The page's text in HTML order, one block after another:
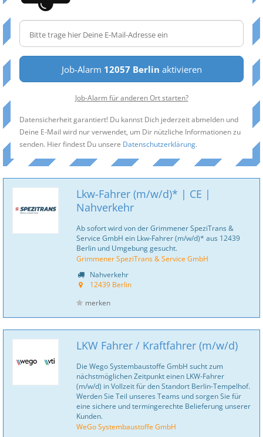
Job-Alarm 12057 Berlin aktivieren
Job-Alarm für anderen Ort starten?
Datensicherheit garantiert! Du kannst Dich jederzeit abmelden und
Deine E-Mail wird nur verwendet, um Dir nützliche Informationen zu
senden. Hier findest Du unsere Datenschutzerklärung.
Lkw-Fahrer (m/w/d)* | CE |
Nahverkehr
Ab sofort wird von der Grimmener SpeziTrans &
Service GmbH ein Lkw-Fahrer (m/w/d)* aus 12439
Berlin und Umgebung gesucht.
Grimmener SpeziTrans & Service GmbH
Nahverkehr
12439 Berlin
merken
LKW Fahrer / Kraftfahrer (m/w/d)
Die Wego Systembaustoffe GmbH sucht zum
nächstmöglichen Zeitpunkt einen LKW-Fahrer
(m/w/d) in Vollzeit für den Standort Berlin-Tempelhof.
Werden Sie Teil unseres Teams und sorgen Sie für
eine sichere und termingerechte Belieferung unserer
Kunden.
WeGo Systembaustoffe GmbH